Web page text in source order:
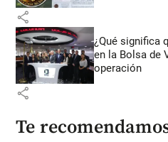
share
¿Qué significa
en la Bolsa de
operación
share
Te